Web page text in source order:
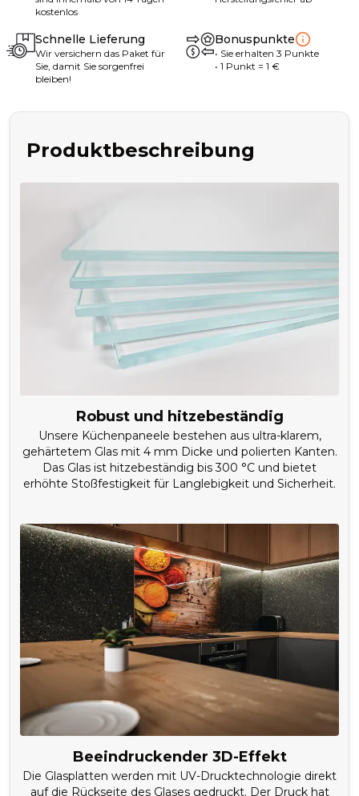
kostenlos
Schnelle Lieferung
Wir versichern das Paket für
Sie, damit Sie sorgenfrei
bleiben!
Bonuspunkte
• Sie erhalten 3 Punkte
• 1 Punkt = 1 €
Produktbeschreibung
Robust und hitzebeständig
Unsere Küchenpaneele bestehen aus ultra-klarem,
gehärtetem Glas mit 4 mm Dicke und polierten Kanten.
Das Glas ist hitzebeständig bis 300 °C und bietet
erhöhte Stoßfestigkeit für Langlebigkeit und Sicherheit.
Beeindruckender 3D-Effekt
Die Glasplatten werden mit UV-Drucktechnologie direkt
auf die Rückseite des Glases gedruckt. Der Druck hat